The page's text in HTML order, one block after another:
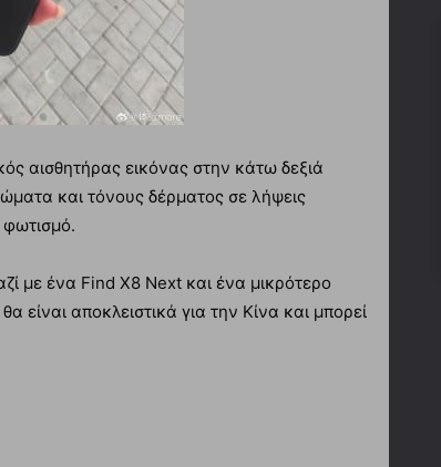
αισθητήρας εικόνας στην κάτω δεξιά
και τόνους δέρματος σε λήψεις
με ένα Find X8 Next και ένα μικρότερο
αποκλειστικά για την Κίνα και μπορεί